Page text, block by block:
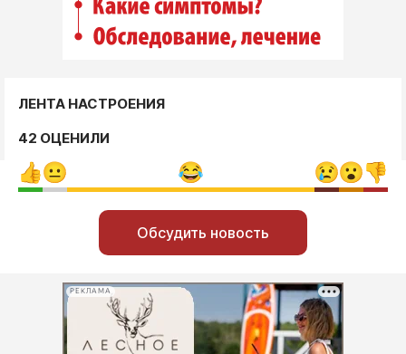
ЛЕНТА НАСТРОЕНИЯ
42 ОЦЕНИЛИ
Обсудить новость
РЕКЛАМА